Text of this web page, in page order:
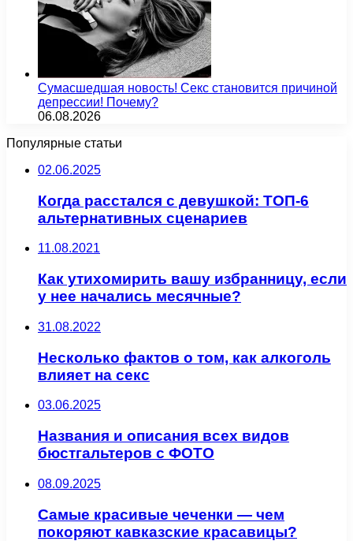
Сумасшедшая новость! Секс становится причиной
депрессии! Почему?
06.08.2026
Популярные статьи
02.06.2025
Когда расстался с девушкой: ТОП-6
альтернативных сценариев
11.08.2021
Как утихомирить вашу избранницу, если
у нее начались месячные?
31.08.2022
Несколько фактов о том, как алкоголь
влияет на секс
03.06.2025
Названия и описания всех видов
бюстгальтеров с ФОТО
08.09.2025
Самые красивые чеченки — чем
покоряют кавказские красавицы?